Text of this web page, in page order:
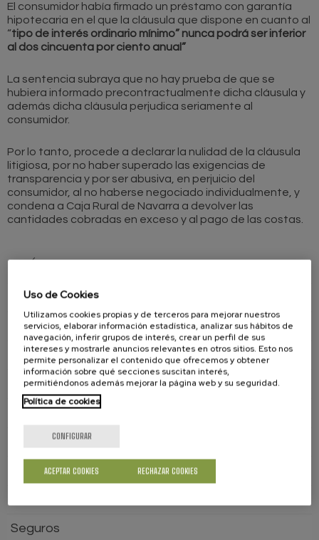
El consumidor había firmado un préstamo con garantía
hipotecaria en el que la cláusula que dispone en cuanto al
“tipo de interés ordinario mínimo” nunca podrá ser inferior
al dos cincuenta por ciento anual”
La sentencia subraya que no hay prueba de que se
hubiera informado precontractualmente dicha cláusula y
además dicha cláusula perjudica seriamente al
consumidor.
Por lo tanto, procede a declarar la nulidad de la cláusula
litigiosa, por no haber superado las exigencias de
transparencia y por ser abusiva, en perjuicio del
consumidor, al no haberse negociado individualmente, y
condena a Caja Rural de Navarra a devolver las
cantidades cobradas en exceso y al pago de las costas.
GUÍA DEL CONSUMIDOR
Aviación
Servicios Bancarios
Comercio
Suministros
Ferrocarril
Juguetes
Sanidad
Seguros
Uso de Cookies
Utilizamos cookies propias y de terceros para mejorar nuestros
servicios, elaborar información estadística, analizar sus hábitos de
navegación, inferir grupos de interés, crear un perfil de sus
intereses y mostrarle anuncios relevantes en otros sitios. Esto nos
permite personalizar el contenido que ofrecemos y obtener
información sobre qué secciones suscitan interés,
permitiéndonos además mejorar la página web y su seguridad.
Política de cookies
CONFIGURAR
RECHAZAR COOKIES
ACEPTAR COOKIES